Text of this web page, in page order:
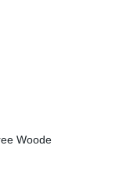
Woode